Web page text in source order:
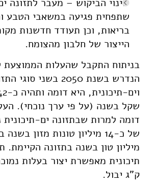
שתפחית פגיעה במשאבי הטבע
בריאות, וכן תעודד חדשנות
הייצור של חלבון מהצומח.
בניתוח התקבל שהעלות הממוצעת
הנדרש בשנת 2050 בשני
שקל בשנה (על פי ערך נוכחי).
דומה למרות שבתזונה ים-תיכונית
מיליון טון בשנה בתזונה הקיימת.
תיכונית מאפשרת יצור בעלות
ק"ג יבול.